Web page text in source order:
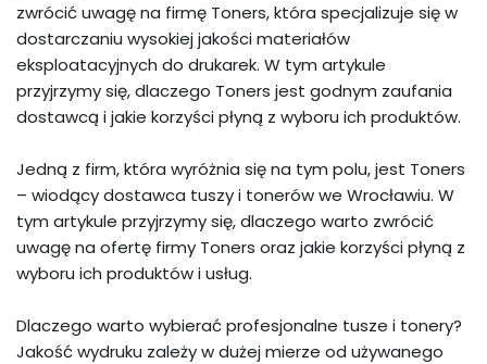
zwrócić uwagę na firmę Toners, która specjalizuje się w
dostarczaniu wysokiej jakości materiałów
eksploatacyjnych do drukarek. W tym artykule
przyjrzymy się, dlaczego Toners jest godnym zaufania
dostawcą i jakie korzyści płyną z wyboru ich produktów.
Jedną z firm, która wyróżnia się na tym polu, jest Toners
– wiodący dostawca tuszy i tonerów we Wrocławiu. W
tym artykule przyjrzymy się, dlaczego warto zwrócić
uwagę na ofertę firmy Toners oraz jakie korzyści płyną z
wyboru ich produktów i usług.
Dlaczego warto wybierać profesjonalne tusze i tonery?
Jakość wydruku zależy w dużej mierze od używanego